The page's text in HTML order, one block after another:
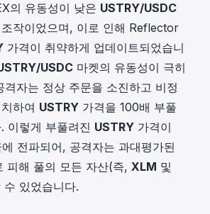
의 유동성이 낮은 USTRY/USDC
작이었으며, 이로 인해 Reflector
가격이 취약하게 업데이트되었습니
USDC 마켓의 유동성이 극히
격자는 정상 주문을 소진하고 비정
하여 USTRY 가격을 100배 부풀
이렇게 부풀려진 USTRY 가격이
전파되어, 공격자는 과대평가된
피해 풀의 모든 자산(즉, XLM 및
수 있었습니다.